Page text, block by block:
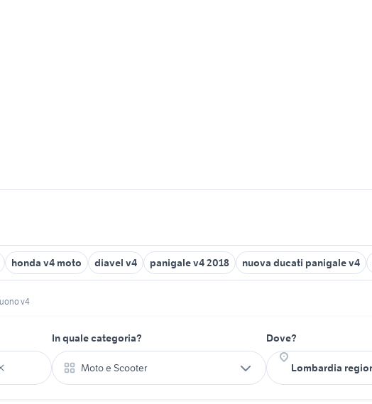
honda v4 moto diavel v4 panigale v4 2018 nuova ducati panigale v4
v4
In quale categoria?
Moto e Scooter
Dove?